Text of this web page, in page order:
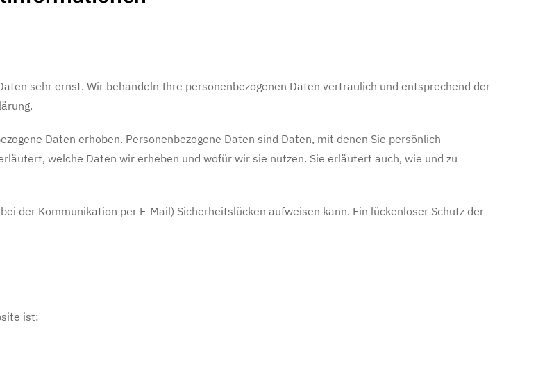
sehr ernst. Wir behandeln Ihre personenbezogenen Daten vertraulich und entsprechend der
Daten erhoben. Personenbezogene Daten sind Daten, mit denen Sie persönlich
welche Daten wir erheben und wofür wir sie nutzen. Sie erläutert auch, wie und zu
der Kommunikation per E-Mail) Sicherheitslücken aufweisen kann. Ein lückenloser Schutz der
ist: